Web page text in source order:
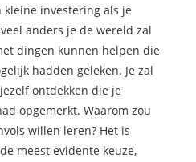
kleine investering als je
anders je de wereld zal
dingen kunnen helpen die
hadden geleken. Je zal
ontdekken die je
opgemerkt. Waarom zou
willen leren? Het is
meest evidente keuze,